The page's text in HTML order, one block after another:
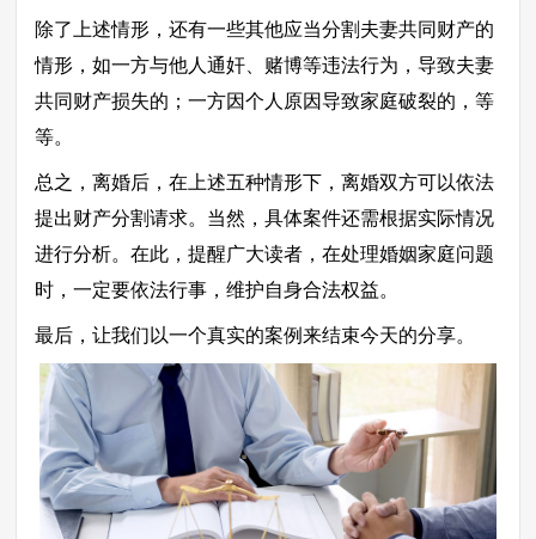
除了上述情形，还有一些其他应当分割夫妻共同财产的
情形，如一方与他人通奸、赌博等违法行为，导致夫妻
共同财产损失的；一方因个人原因导致家庭破裂的，等
等。
总之，离婚后，在上述五种情形下，离婚双方可以依法
提出财产分割请求。当然，具体案件还需根据实际情况
进行分析。在此，提醒广大读者，在处理婚姻家庭问题
时，一定要依法行事，维护自身合法权益。
最后，让我们以一个真实的案例来结束今天的分享。